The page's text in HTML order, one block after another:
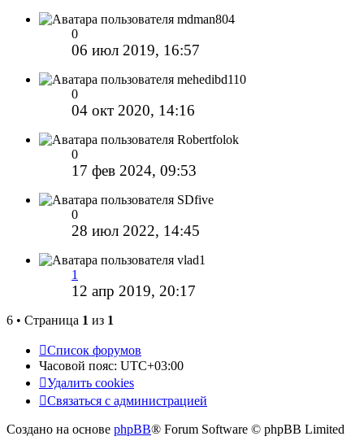
mdman804
0
06 июл 2019, 16:57
mehedibd110
0
04 окт 2020, 14:16
Robertfolok
0
17 фев 2024, 09:53
SDfive
0
28 июл 2022, 14:45
vlad1
1
12 апр 2019, 20:17
6 • Страница 1 из 1
Список форумов
Часовой пояс: UTC+03:00
Удалить cookies
Связаться с администрацией
Создано на основе phpBB® Forum Software © phpBB Limited